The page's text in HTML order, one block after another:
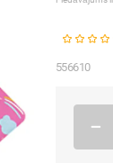
556610
–